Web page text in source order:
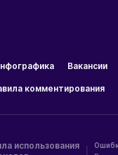
Вакансии
комментирования
использования